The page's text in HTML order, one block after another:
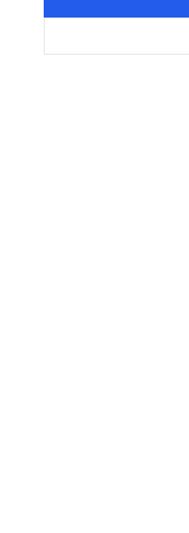
O nama
Opći uvjeti poslovanja